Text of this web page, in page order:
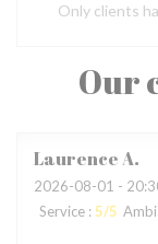
Our
LaurenceA
2026-08-01 -
Service : 5/5
Only clients